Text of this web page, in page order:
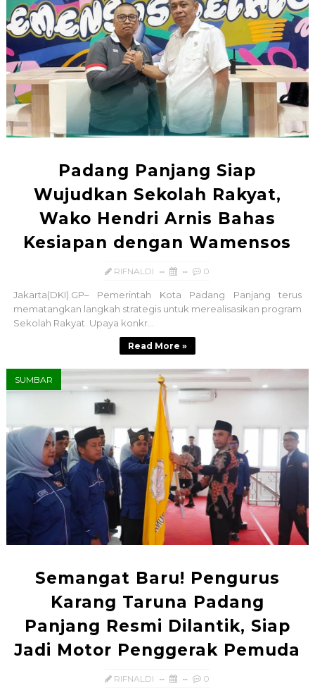
Padang Panjang Siap
Wujudkan Sekolah Rakyat,
Wako Hendri Arnis Bahas
Kesiapan dengan Wamensos
RIFNALDI 0
Jakarta(DKI).GP– Pemerintah Kota Padang Panjang terus
mematangkan langkah strategis untuk merealisasikan program
Sekolah Rakyat. Upaya konkr...
Read More »
SUMBAR
Semangat Baru! Pengurus
Karang Taruna Padang
Panjang Resmi Dilantik, Siap
Jadi Motor Penggerak Pemuda
RIFNALDI 0